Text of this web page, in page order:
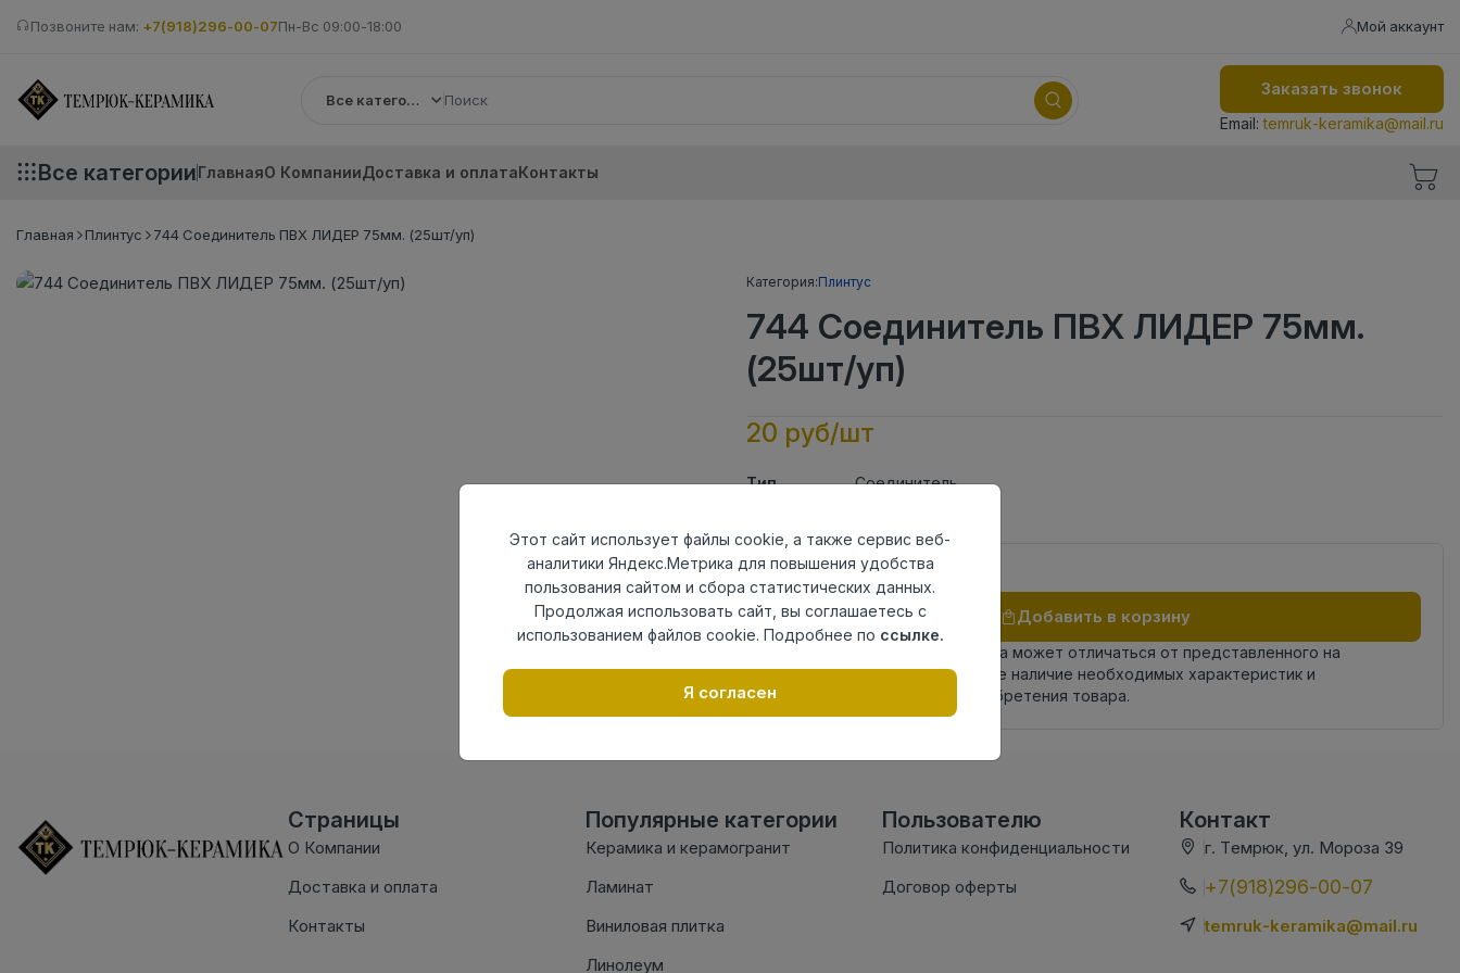
Позвоните нам: +7(918)296-00-07Пн-Вс 09:00-18:00 Мой аккаунт
Все категории
Заказать звонок
Email:temruk-keramika@mail.ru
Все категорииГлавнаяО КомпанииДоставка и оплатаКонтакты
Главная Плинтус 744 Соединитель ПВХ ЛИДЕР 75мм. (25шт/уп)
Категория:Плинтус
744 Соединитель ПВХ ЛИДЕР 75мм.
(25шт/уп)
20 руб/шт
Тип
Соединитель
Материал
12 шт
Добавить в корзину
Внимание! Внешний вид товара может отличаться от представленного на
настоящем сайте. Проверяйте наличие необходимых характеристик и
комплектации в момент приобретения товара.
Страницы
О Компании
Доставка и оплата
Контакты
Популярные категории
Керамика и керамогранит
Ламинат
Виниловая плитка
Линолеум
Пользователю
Политика конфиденциальности
Договор оферты
Контакт
г. Темрюк, ул. Мороза 39
+7(918)296-00-07
temruk-keramika@mail.ru
Этот сайт использует файлы cookie, а также сервис веб-
аналитики Яндекс.Метрика для повышения удобства
пользования сайтом и сбора статистических данных.
Продолжая использовать сайт, вы соглашаетесь с
использованием файлов cookie. Подробнее по ссылке.
Я согласен